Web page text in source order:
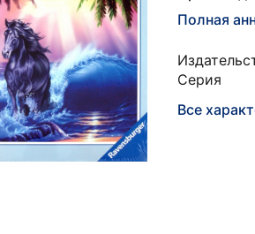
Полная
Серия
Все